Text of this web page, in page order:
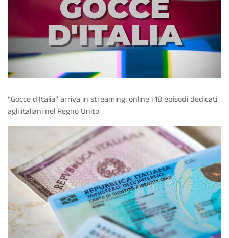
“Gocce d’Italia” arriva in streaming: online i 18 episodi dedicati
agli italiani nel Regno Unito